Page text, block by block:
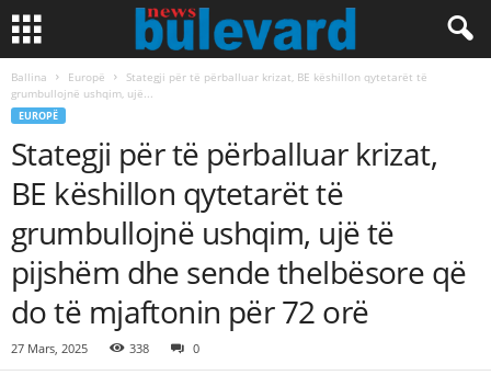
Ballina Europë
Stategji për të përballuar krizat, BE këshillon qytetarët të
grumbullojnë ushqim, ujë...
EUROPË
Stategji për të përballuar krizat,
BE këshillon qytetarët të
grumbullojnë ushqim, ujë të
pijshëm dhe sende thelbësore që
do të mjaftonin për 72 orë
27 Mars, 2025 338 0